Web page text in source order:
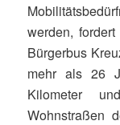
werden,
Bürgerbus
mehr als 26
Kilometer
Wohnstraßen